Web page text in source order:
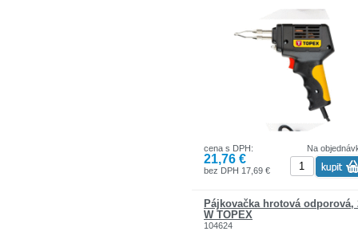
Na
cena s DPH:
21,76 €
bez DPH 17,69 €
Pájkovačka hrotová odporová,
W TOPEX
104624